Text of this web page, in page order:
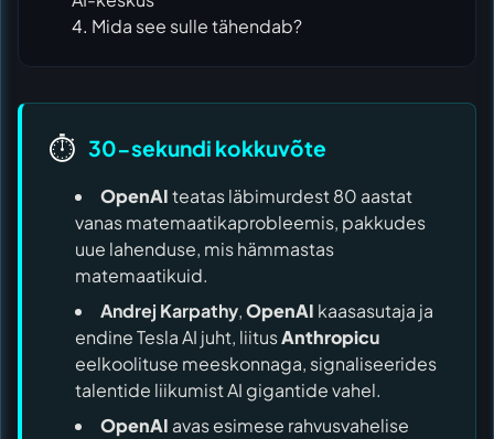
Mida see sulle tähendab?
⏱️ 30-sekundi kokkuvõte
OpenAIteatas läbimurdest 80 aastat
vanas matemaatikaprobleemis, pakkudes
uue lahenduse, mis hämmastas
matemaatikuid.
Andrej Karpathy,OpenAI kaasasutaja ja
endine Tesla AI juht, liitusAnthropicu
eelkoolituse meeskonnaga, signaliseerides
talentide liikumist AI gigantide vahel.
OpenAI avas esimese rahvusvahelise